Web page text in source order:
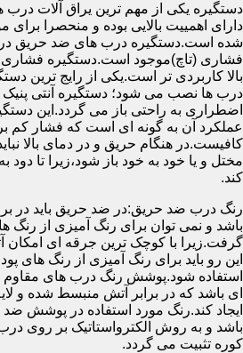
دستگیره یکی از مهم ترین یراق آلات
دارای اهمییت بالایی بوده و منحصرا
شده است.دستگیره درب های ضد حریق در
فشاری (تاچ)موجود است.دستگیره فشاری
بالا کاربردی تر است.یکی از رایج ترین
درب ها نصب می شود؛ دستگیره آنتی
اضطراری به راحتی باز می گردد.این
عملکرد آن به گونه ای است که فشار کم
کافیست.در هنگام حریق و در دمای بالا
مختل و یا خود به خود باز شود،زیرا تا
کند.
رنگ درب ضد حریق:در ضد حریق باید در
باشد و نمی توان برای رنگ آمیزی از
گرفت.زیرا با کوچک ترین جرقه ای امکان
این رو باید برای رنگ آمیزی از رنگ های
استفاده شود.پوشش رنگ درب های مقاوم
ای باشد که در برابر آتش منبسط شده و
ایجاد کند.رنگ مورد استفاده در پوشش
باشد و به روش الکترواستاتیک بر روی
کوره تثبیت می گردد.